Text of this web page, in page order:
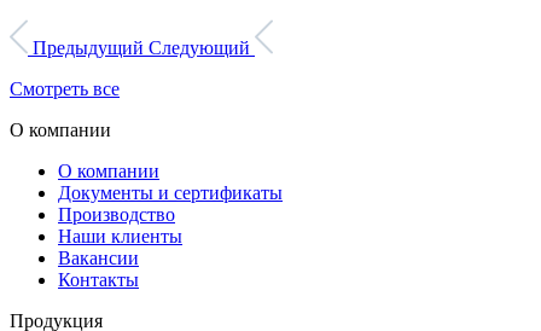
Предыдущий Следующий
Смотреть все
О компании
О компании
Документы и сертификаты
Производство
Наши клиенты
Вакансии
Контакты
Продукция